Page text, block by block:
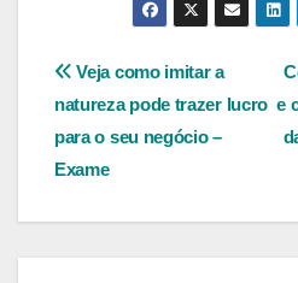
Navegação
de
Post
e
Veja como imitar a
natureza pode trazer lucro
para o seu negócio –
Exame